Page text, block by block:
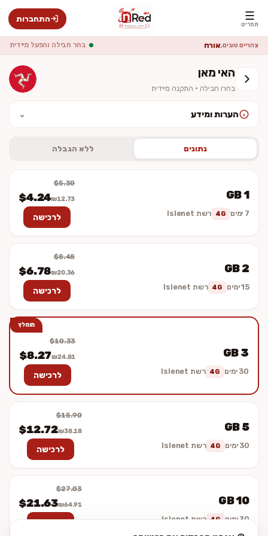
☰
תפריט
התחברות
צהריים טובים,אורח בחר חבילה והפעל מיידית
האי מאן
בחרו חבילה · התקנה מיידית
הערות ומידע ⌄
וכולל מע״מ. ההתקנה מיידית — לא נשלח כרטיס פיזי.
נתונים ללא הגבלה
1 GB
7 ימים 4G רשת Islenet
$5.30
$4.24₪12.73
לרכישה
2 GB
15 ימים 4G רשת Islenet
$8.48
$6.78₪20.36
לרכישה
מומלץ
3 GB
30 ימים 4G רשת Islenet
$10.33
$8.27₪24.81
לרכישה
5 GB
30 ימים 4G רשת Islenet
$15.90
$12.72₪38.18
לרכישה
10 GB
30 ימים 4G רשת Islenet
$27.03
$21.63₪64.91
לרכישה